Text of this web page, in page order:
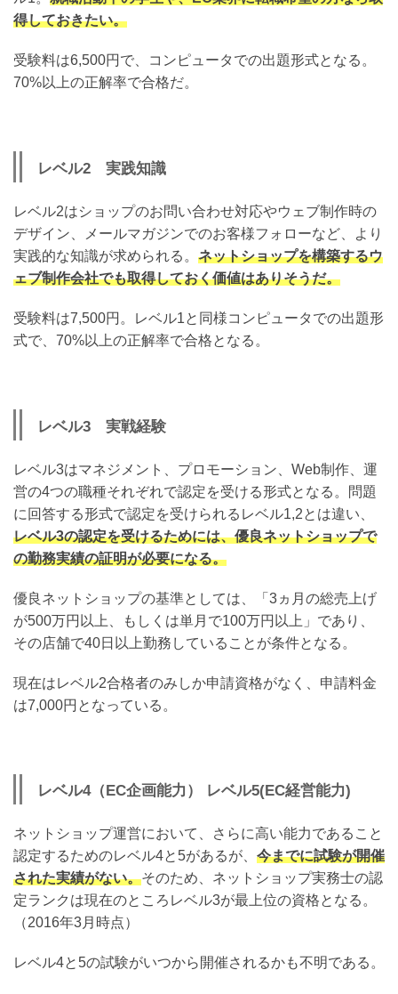
得しておきたい。
受験料は6,500円で、コンピュータでの出題形式となる。
70%以上の正解率で合格だ。
レベル2 実践知識
レベル2はショップのお問い合わせ対応やウェブ制作時の
デザイン、メールマガジンでのお客様フォローなど、より
実践的な知識が求められる。 ネットショップを構築するウ
ェブ制作会社でも取得しておく価値はありそうだ。
受験料は7,500円。レベル1と同様コンピュータでの出題形
式で、70%以上の正解率で合格となる。
レベル3 実戦経験
レベル3はマネジメント、プロモーション、Web制作、運
営の4つの職種それぞれで認定を受ける形式となる。問題
に回答する形式で認定を受けられるレベル1,2とは違い、
レベル3の認定を受けるためには、優良ネットショップで
の勤務実績の証明が必要になる。
優良ネットショップの基準としては、「3ヵ月の総売上げ
が500万円以上、もしくは単月で100万円以上」であり、
その店舗で40日以上勤務していることが条件となる。
現在はレベル2合格者のみしか申請資格がなく、申請料金
は7,000円となっている。
レベル4（EC企画能力） レベル5(EC経営能力)
ネットショップ運営において、さらに高い能力であること
認定するためのレベル4と5があるが、 今までに試験が開催
された実績がない。そのため、ネットショップ実務士の認
定ランクは現在のところレベル3が最上位の資格となる。
（2016年3月時点）
レベル4と5の試験がいつから開催されるかも不明である。